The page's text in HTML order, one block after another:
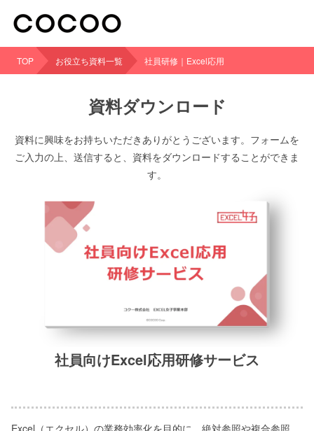
TOP お役立ち資料一覧 社員研修｜Excel応用
資料ダウンロード
資料に興味をお持ちいただきありがとうございます。フォームを
ご入力の上、送信すると、資料をダウンロードすることができま
す。
社員向けExcel応用研修サービス
Excel（エクセル）の業務効率化を目的に、絶対参照や複合参照、